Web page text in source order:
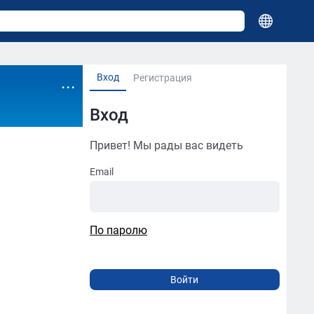
Вход Регистрация
Вход
Привет! Мы рады вас видеть
Email
По паролю
...